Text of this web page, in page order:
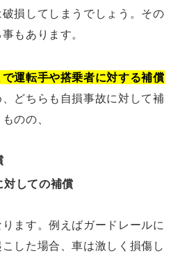
損してしまうでしょう。その
もあります。
運転手や搭乗者に対する補償
どちらも自損事故に対して補
のの、
対しての補償
ます。例えばガードレールに
した場合、車は激しく損傷し